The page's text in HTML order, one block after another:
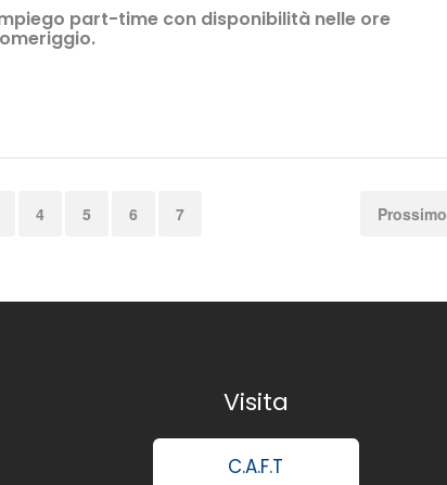
part-time con disponibilità nelle ore
4 5 6 7 Prossimo
Visita
C.A.F.T